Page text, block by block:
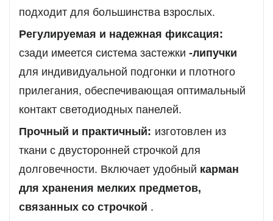
подходит для большинства взрослых.
Регулируемая и надежная фиксация:
сзади имеется система застежки -липучки
для индивидуальной подгонки и плотного
прилегания, обеспечивающая оптимальный
контакт светодиодных панелей.
Прочный и практичный: изготовлен из
ткани с двусторонней строчкой для
долговечности. Включает удобный карман
для хранения мелких предметов,
связанных со строчкой .